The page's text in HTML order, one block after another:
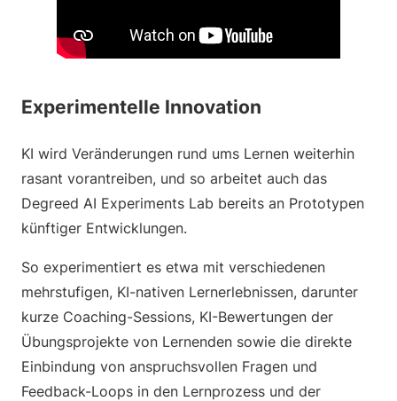
Experimentelle Innovation
KI wird Veränderungen rund ums Lernen weiterhin
rasant vorantreiben, und so arbeitet auch das
Degreed AI Experiments Lab bereits an Prototypen
künftiger Entwicklungen.
So experimentiert es etwa mit verschiedenen
mehrstufigen, KI-nativen Lernerlebnissen, darunter
kurze Coaching-Sessions, KI-Bewertungen der
Übungsprojekte von Lernenden sowie die direkte
Einbindung von anspruchsvollen Fragen und
Feedback-Loops in den Lernprozess und der